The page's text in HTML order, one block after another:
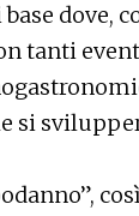
dove,
tanti
si